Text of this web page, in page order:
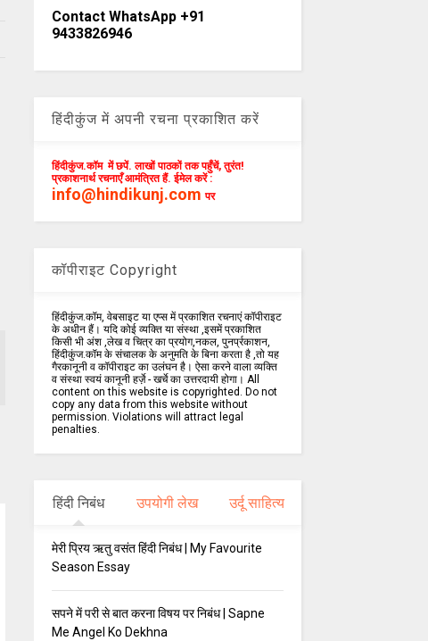
Contact WhatsApp +91
9433826946
हिंदीकुंज में अपनी रचना प्रकाशित करें
हिंदीकुंज.कॉम में छपें. लाखों पाठकों तक पहुँचें, तुरंत!
प्रकाशनार्थ रचनाएँ आमंत्रित हैं. ईमेल करें :
info@hindikunj.com पर
कॉपीराइट Copyright
हिंदीकुंज.कॉम, वेबसाइट या एप्स में प्रकाशित रचनाएं कॉपीराइट
के अधीन हैं। यदि कोई व्यक्ति या संस्था ,इसमें प्रकाशित
किसी भी अंश ,लेख व चित्र का प्रयोग,नकल, पुनर्प्रकाशन,
हिंदीकुंज.कॉम के संचालक के अनुमति के बिना करता है ,तो यह
गैरकानूनी व कॉपीराइट का उलंघन है। ऐसा करने वाला व्यक्ति
व संस्था स्वयं कानूनी हर्ज़े - खर्चे का उत्तरदायी होगा। All
content on this website is copyrighted. Do not
copy any data from this website without
permission. Violations will attract legal
penalties.
हिंदी निबंध उपयोगी लेख उर्दू साहित्य
मेरी प्रिय ऋतु वसंत हिंदी निबंध | My Favourite
Season Essay
सपने में परी से बात करना विषय पर निबंध | Sapne
Me Angel Ko Dekhna